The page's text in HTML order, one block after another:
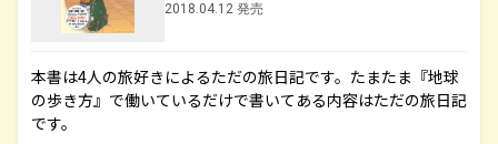
2018.04.12 発売
本書は4人の旅好きによるただの旅日記です。たまたま『地球
の歩き方』で働いているだけで書いてある内容はただの旅日記
です。